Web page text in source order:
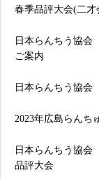
春季品評大会(二才
日本らんちう協
ご案内
日本らんちう協
2023年広島らん
日本らんちう協
品評大会